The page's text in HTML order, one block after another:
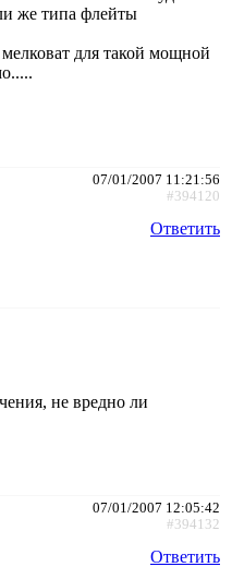
же типа флейты
для такой мощной
07/01/2007 11:21:56
#394120
Ответить
не вредно ли
07/01/2007 12:05:42
#394132
Ответить